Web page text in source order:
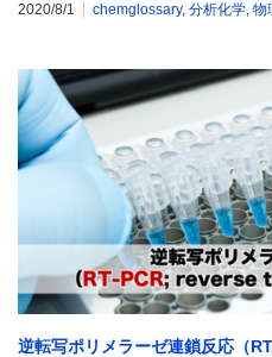
2020/8/1
chemglossary, 分析化学, 物
逆転写ポリメラーゼ連鎖反応（